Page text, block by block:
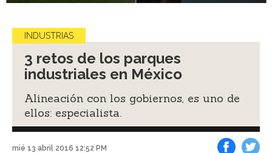
INDUSTRIAS
3 retos de los parques
industriales en México
Alineación con los gobiernos, es uno de
ellos: especialista.
mié 13 abril 2016 12:52 PM